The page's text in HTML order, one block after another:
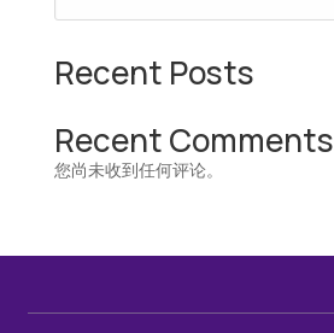
Recent Posts
Recent Comments
您尚未收到任何评论。